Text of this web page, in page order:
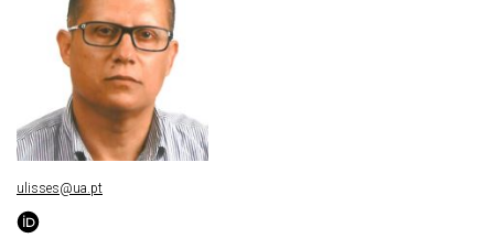
ulisses@ua.pt